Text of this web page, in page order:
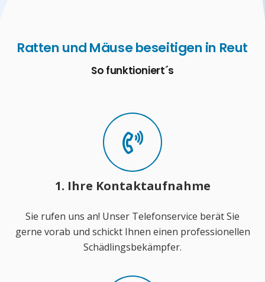
Ratten und Mäuse beseitigen in Reut
So funktioniert´s
1. Ihre Kontaktaufnahme
Sie rufen uns an! Unser Telefonservice berät Sie
gerne vorab und schickt Ihnen einen professionellen
Schädlingsbekämpfer.